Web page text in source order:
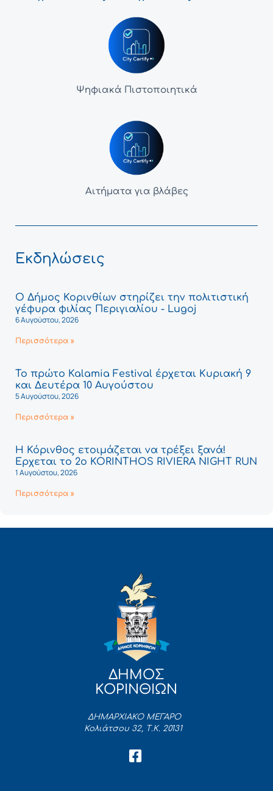
Ψηφιακά Πιστοποιητικά
Αιτήματα για βλάβες
Εκδηλώσεις
Ο Δήμος Κορινθίων στηρίζει την πολιτιστική
γέφυρα φιλίας Περιγιαλίου - Lugoj
6 Αυγούστου, 2026
Περισσότερα »
Το πρώτο Kalamia Festival έρχεται Κυριακή 9
και Δευτέρα 10 Αυγούστου
5 Αυγούστου, 2026
Περισσότερα »
Η Κόρινθος ετοιμάζεται να τρέξει ξανά!
Έρχεται το 2ο KORINTHOS RIVIERA NIGHT RUN
1 Αυγούστου, 2026
Περισσότερα »
ΔΗΜΟΣ
ΚΟΡΙΝΘΙΩΝ
ΔΗΜΑΡΧΙΑΚΟ ΜΕΓΑΡΟ
Κολιάτσου 32, Τ.Κ. 20131